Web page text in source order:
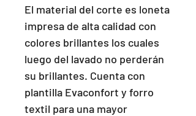
El material del corte es loneta
impresa de alta calidad con
colores brillantes los cuales
luego del lavado no perderán
su brillantes. Cuenta con
plantilla Evaconfort y forro
textil para una mayor